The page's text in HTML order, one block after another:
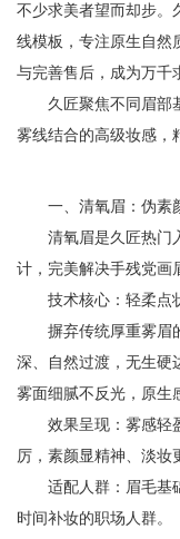
不少求美者望而却步。
线模板，专注原生自然
与完善售后，成为万千
久匠聚焦不同眉部基
雾线结合的高级妆感，
一、清氧眉：伪素
清氧眉是久匠热门入
计，完美解决手残党画
技术核心：轻柔点
摒弃传统厚重雾眉的
深、自然过渡，无生硬
雾面细腻不反光，原生
效果呈现：雾感轻盈
厉，素颜显精神、淡妆
适配人群：眉毛基础
时间补妆的职场人群。